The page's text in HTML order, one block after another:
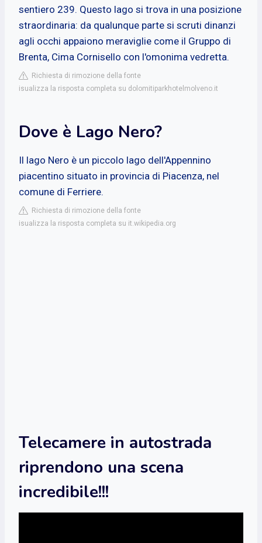
sentiero 239. Questo lago si trova in una posizione
straordinaria: da qualunque parte si scruti dinanzi
agli occhi appaiono meraviglie come il Gruppo di
Brenta, Cima Cornisello con l'omonima vedretta.
Richiesta di rimozione della fonte
isualizza la risposta completa su dolomitiparkhotelmolveno.it
Dove è Lago Nero?
Il lago Nero è un piccolo lago dell'Appennino
piacentino situato in provincia di Piacenza, nel
comune di Ferriere.
Richiesta di rimozione della fonte
isualizza la risposta completa su it.wikipedia.org
Telecamere in autostrada
riprendono una scena
incredibile!!!